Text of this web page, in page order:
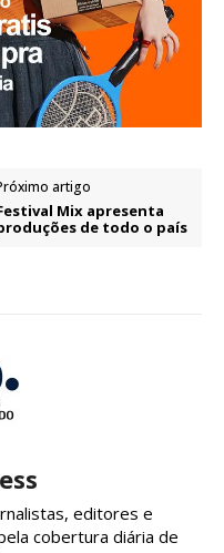
artigo
Mix apresenta
de todo o país
editores e
cobertura diária de